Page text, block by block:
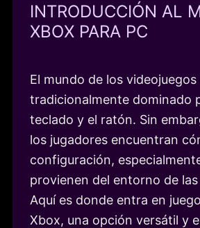
INTRODUCCIÓN AL
XBOX PARA PC
El mundo de los videojuegos
tradicionalmente dominado
teclado y el ratón. Sin
los jugadores encuentran
configuración,
provienen del entorno de
Aquí es donde entra en
Xbox, una opción versátil y